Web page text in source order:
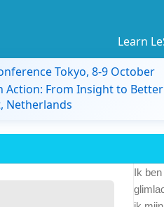
Learn
Tokyo, 8-9 October
Action: From Insight to
Netherlands
Ik